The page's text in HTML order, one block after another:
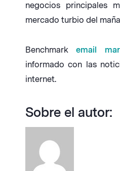
negocios principales
mercado turbio del
Benchmarkemail
informado con las
internet.
Sobre el autor: